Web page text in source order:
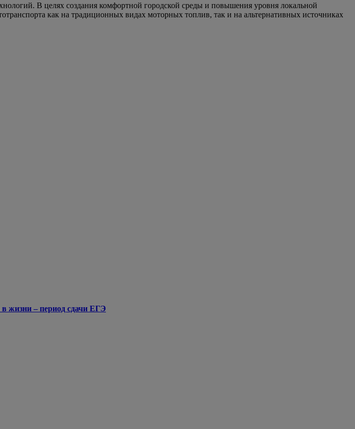
В целях создания комфортной городской среды и повышения уровня локальной
как на традиционных видах моторных топлив, так и на альтернативных источниках
жизни – период сдачи ЕГЭ